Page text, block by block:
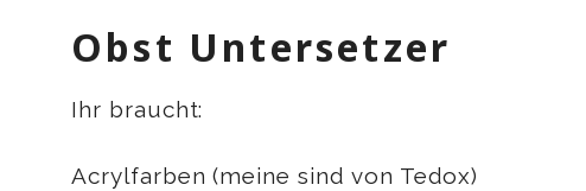
Obst Untersetzer
Ihr braucht:
Acrylfarben (meine sind von Tedox)